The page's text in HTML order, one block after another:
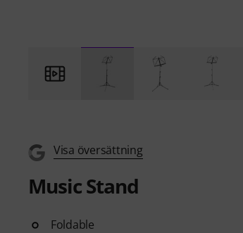
Visa översättning
Music Stand
Foldable